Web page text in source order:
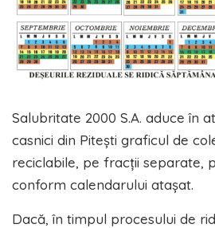
Salubritate 2000 S.A. aduce în
casnici din Pitești graficul de
reciclabile, pe fracții separate,
conform calendarului atașat.
Dacă, în timpul procesului de